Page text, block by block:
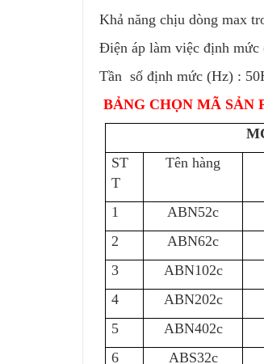
Khả năng chịu dòng max
Điện áp làm việc định
Tần số định mức (Hz) :
BẢNG CHỌN MÃ SẢN
ST
T
Tên hàng
1 ABN52c
2
ABN62c
3
ABN102c
4
ABN202c
5
ABN402c
6
ABS32c